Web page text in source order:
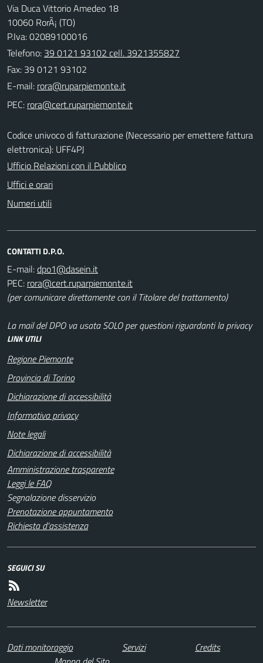
Via Duca Vittorio Amedeo 18
10060 RorÃ¡ (TO)
P.Iva: 02089100016
Telefono: 39 0121 93102 cell. 3921355827
Fax: 39 0121 93102
E-mail:
PEC:
Codice univoco di fatturazione (Necessario per emettere fattura
elettronica): UFF4PJ
Ufficio Relazioni con il Pubblico
Uffici e orari
Numeri utili
CONTATTI D.P.O.
E-mail:
PEC:
(per comunicare direttamente con il Titolare del trattamento)
La mail del DPO va usata SOLO per questioni riguardanti la privacy
LINK UTILI
Regione Piemonte
Provincia di Torino
Dichiarazione di accessibilità
Informativa privacy
Note legali
Dichiarazione di accessibilità
Amministrazione trasparente
Leggi le FAQ
Segnalazione disservizio
Prenotazione appuntamento
Richiesta d'assistenza
SEGUICI SU
Newsletter
Dati monitoraggio Servizi
Credits